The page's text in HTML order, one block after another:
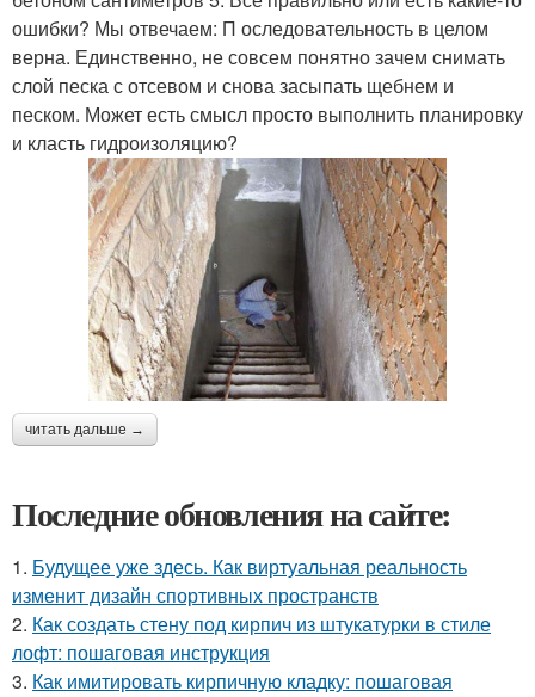
ошибки? Мы отвечаем: П оследовательность в целом
верна. Единственно, не совсем понятно зачем снимать
слой песка с отсевом и снова засыпать щебнем и
песком. Может есть смысл просто выполнить планировку
и класть гидроизоляцию?
читать дальше →
Последние обновления на сайте:
1. Будущее уже здесь. Как виртуальная реальность
изменит дизайн спортивных пространств
2. Как создать стену под кирпич из штукатурки в стиле
лофт: пошаговая инструкция
3. Как имитировать кирпичную кладку: пошаговая